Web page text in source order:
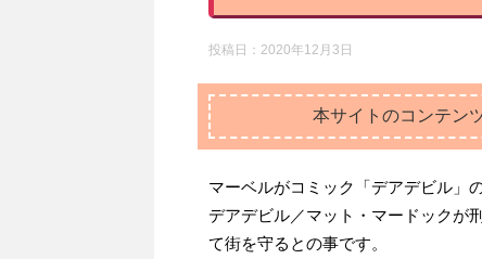
投稿日： 2020年12月3日
本サイトのコンテン
マーベルがコミック「デアデビル」
デアデビル／マット・マードックが
て街を守るとの事です。